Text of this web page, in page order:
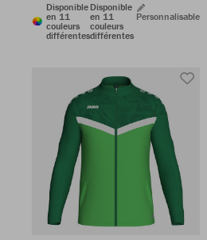
Disponible
en 11
couleurs
différentes
Disponible
en 11
couleurs
différentes
Personnalisable